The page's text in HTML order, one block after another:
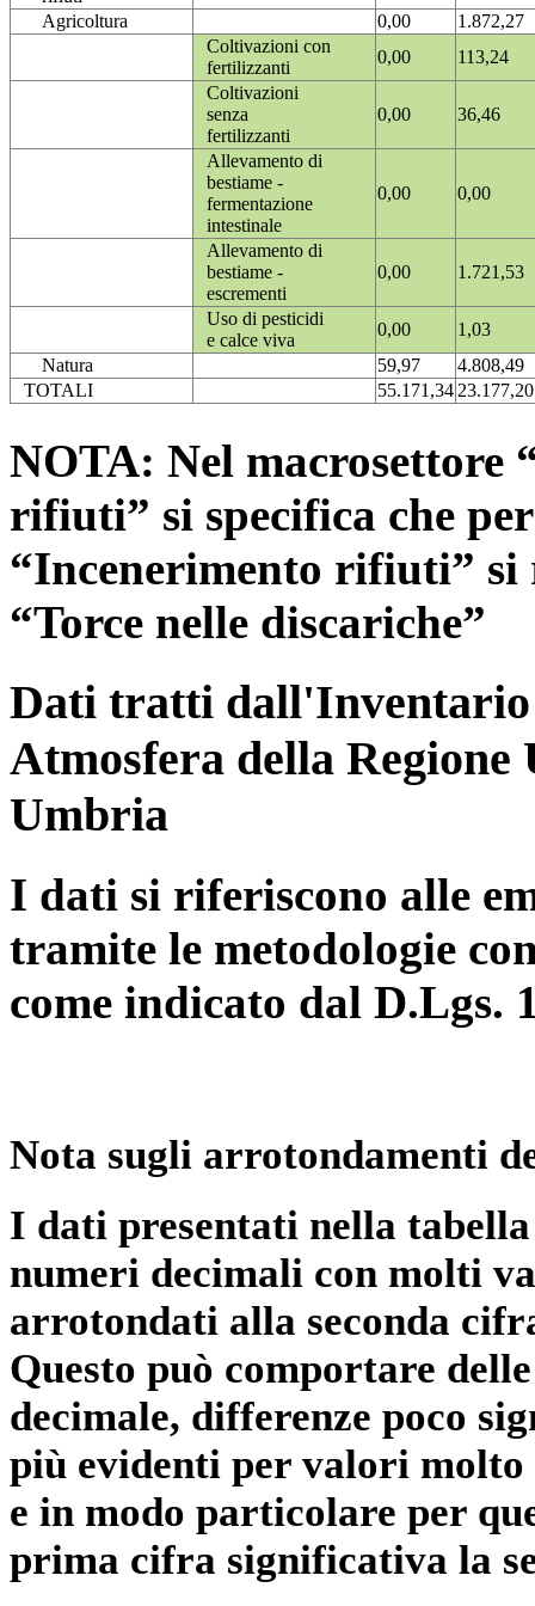
Agricoltura
0,00
1.872,27
Coltivazioni con
fertilizzanti
0,00
113,24
Coltivazioni
senza
fertilizzanti
0,00 36,46
Allevamento di
bestiame -
fermentazione
intestinale
0,00 0,00
Allevamento di
bestiame -
escrementi
0,00 1.721,53
Uso di pesticidi
e calce viva
0,00
1,03
Natura
59,97
4.808,49
TOTALI
55.171,3423.177,20
NOTA: Nel macrosettore
rifiuti” si specifica che
“Incenerimento rifiuti”
“Torce nelle discariche”
Dati tratti dall'Inventario
Atmosfera della
Umbria
I dati si riferiscono alle
tramite le metodologie
come indicato dal D.Lgs.
Nota sugli arrotondamenti
I dati presentati nella
numeri decimali con molti
arrotondati alla seconda
Questo può comportare
decimale, differenze poco
più evidenti per valori
e in modo particolare per
prima cifra significativa la